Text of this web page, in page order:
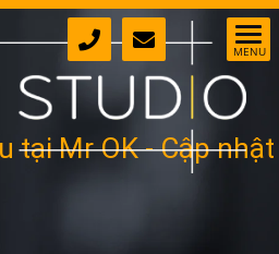
tại Mr OK - Cập nhật